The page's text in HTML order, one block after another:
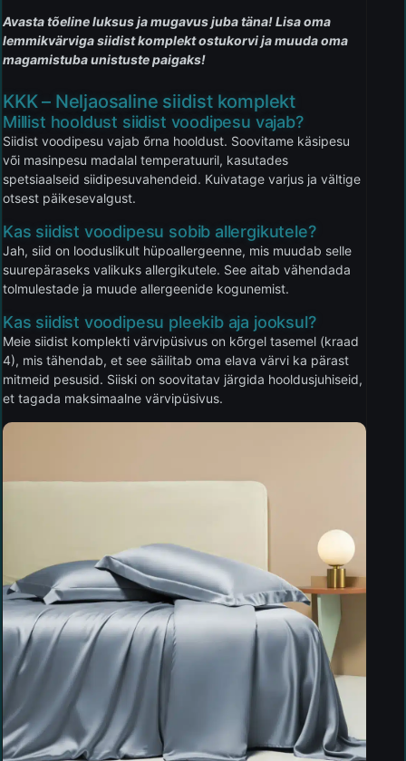
Avasta tõeline luksus ja mugavus juba täna! Lisa oma
lemmikvärviga siidist komplekt ostukorvi ja muuda oma
magamistuba unistuste paigaks!
KKK – Neljaosaline siidist komplekt
Millist hooldust siidist voodipesu vajab?
Siidist voodipesu vajab õrna hooldust. Soovitame käsipesu
või masinpesu madalal temperatuuril, kasutades
spetsiaalseid siidipesuvahendeid. Kuivatage varjus ja vältige
otsest päikesevalgust.
Kas siidist voodipesu sobib allergikutele?
Jah, siid on looduslikult hüpoallergeenne, mis muudab selle
suurepäraseks valikuks allergikutele. See aitab vähendada
tolmulestade ja muude allergeenide kogunemist.
Kas siidist voodipesu pleekib aja jooksul?
Meie siidist komplekti värvipüsivus on kõrgel tasemel (kraad
4), mis tähendab, et see säilitab oma elava värvi ka pärast
mitmeid pesusid. Siiski on soovitatav järgida hooldusjuhiseid,
et tagada maksimaalne värvipüsivus.